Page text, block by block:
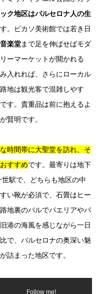
ク地区はバルセロナ人の生
。ピカソ美術館では若き日
楽堂まで足を伸ばせばモダ
ーマーケットが開かれる
入れれば、さらにローカル
地は観光客で混雑しやす
す。貴重品は前に抱えるよ
賢明です。
時間帯に大聖堂を訪れ、そ
すすめです。最寄りは地下
駅で、どちらも地区の中
い靴が必須で、石畳はヒー
地裏のバルでパエリアやパ
港の海風を感じながら一日
で、バルセロナの奥深い魅
詰まった地区です。
Follow me!